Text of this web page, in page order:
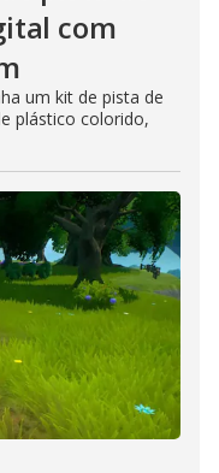
com
um kit de pista de
plástico colorido,